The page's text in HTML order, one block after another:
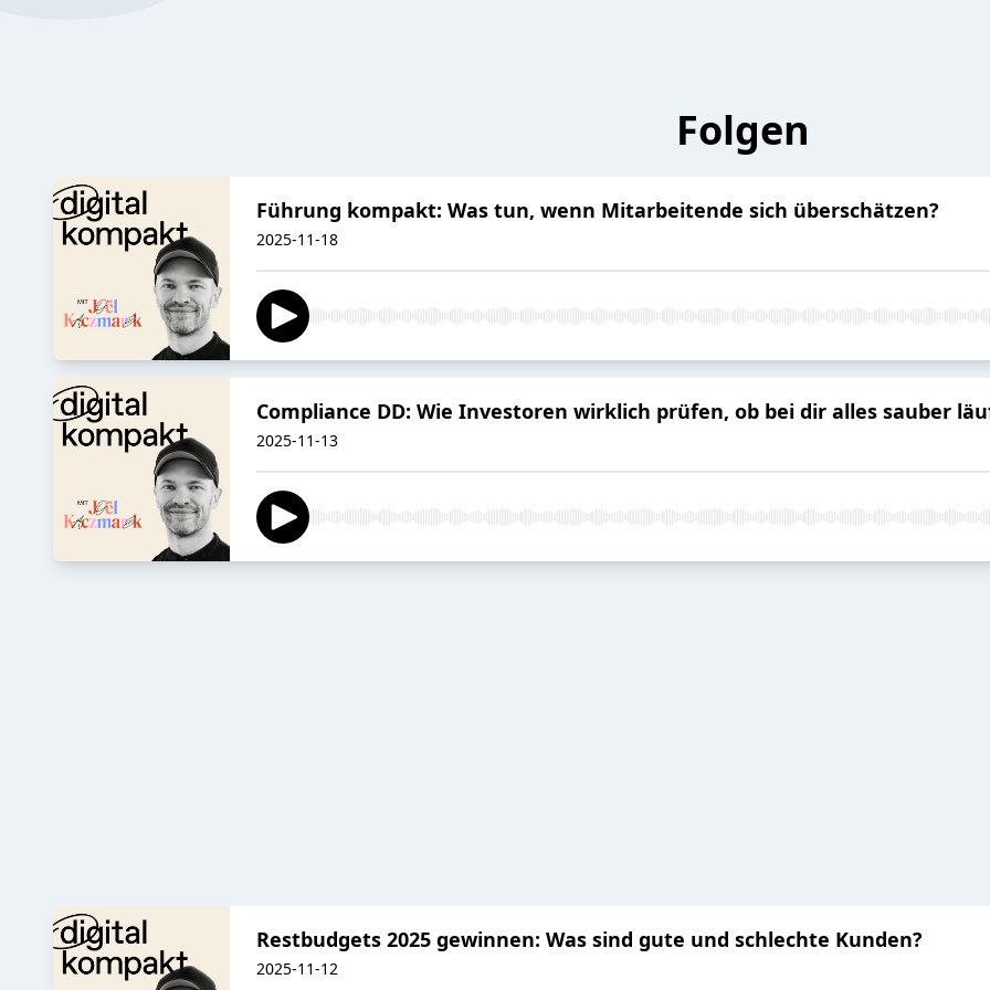
Folgen
Führung kompakt: Was tun, wenn Mitarbeitende sich überschätzen?
2025-11-18
Compliance DD: Wie Investoren wirklich prüfen, ob bei dir alles sauber
2025-11-13
Restbudgets 2025 gewinnen: Was sind gute und schlechte Kunden?
2025-11-12